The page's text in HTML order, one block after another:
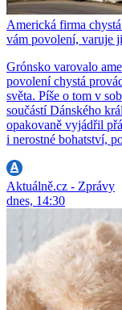
Americká firma
vám povolení, varuje
Grónsko varovalo
povolení chystá
světa. Píše o tom v
součástí Dánského
opakovaně vyjádřil
i nerostné bohatství,
Aktuálně.cz - Zprávy
dnes, 14:30